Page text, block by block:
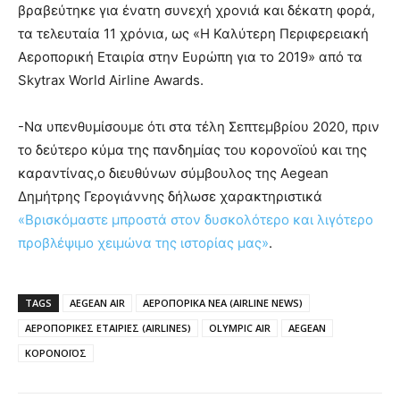
βραβεύτηκε για ένατη συνεχή χρονιά και δέκατη φορά,
τα τελευταία 11 χρόνια, ως «Η Καλύτερη Περιφερειακή
Αεροπορική Εταιρία στην Ευρώπη για το 2019» από τα
Skytrax World Airline Awards.
-Να υπενθυμίσουμε ότι στα τέλη Σεπτεμβρίου 2020, πριν
το δεύτερο κύμα της πανδημίας του κορονοϊού και της
καραντίνας,ο διευθύνων σύμβουλος της Aegean
Δημήτρης Γερογιάννης δήλωσε χαρακτηριστικά
«Βρισκόμαστε μπροστά στον δυσκολότερο και λιγότερο
προβλέψιμο χειμώνα της ιστορίας μας».
TAGS AEGEAN AIR
ΑΕΡΟΠΟΡΙΚΑ ΝΕΑ (AIRLINE NEWS)
ΑΕΡΟΠΟΡΙΚΕΣ ΕΤΑΙΡΙΕΣ (AIRLINES)
OLYMPIC AIR
AEGEAN
ΚΟΡΟΝΟΪΟΣ